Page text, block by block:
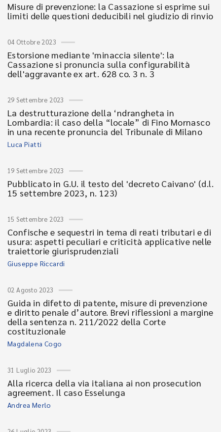
Misure di prevenzione: la Cassazione si esprime sui
limiti delle questioni deducibili nel giudizio di rinvio
04 Ottobre 2023
Estorsione mediante 'minaccia silente': la
Cassazione si pronuncia sulla configurabilità
dell'aggravante ex art. 628 co. 3 n. 3
29 Settembre 2023
La destrutturazione della ‘ndrangheta in
Lombardia: il caso della “locale” di Fino Mornasco
in una recente pronuncia del Tribunale di Milano
Luca Piatti
19 Settembre 2023
Pubblicato in G.U. il testo del 'decreto Caivano' (d.l.
15 settembre 2023, n. 123)
15 Settembre 2023
Confische e sequestri in tema di reati tributari e di
usura: aspetti peculiari e criticità applicative nelle
traiettorie giurisprudenziali
Giuseppe Riccardi
02 Agosto 2023
Guida in difetto di patente, misure di prevenzione
e diritto penale d’autore. Brevi riflessioni a margine
della sentenza n. 211/2022 della Corte
costituzionale
Magdalena Cogo
31 Luglio 2023
Alla ricerca della via italiana ai non prosecution
agreement. Il caso Esselunga
Andrea Merlo